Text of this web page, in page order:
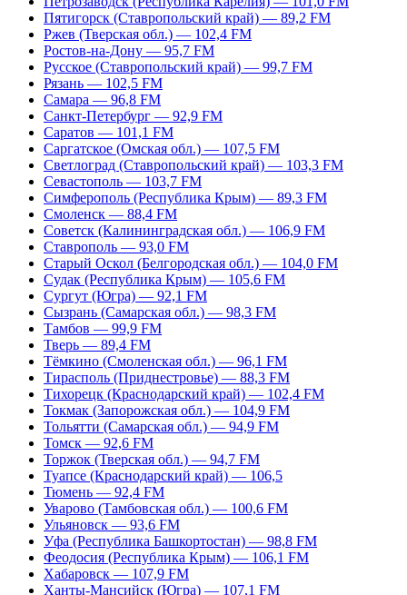
Пятигорск (Ставропольский край) — 89,2 FM
Ржев (Тверская обл.) — 102,4 FM
Ростов-на-Дону — 95,7 FM
Русское (Ставропольский край) — 99,7 FM
Рязань — 102,5 FM
Самара — 96,8 FM
Санкт-Петербург — 92,9 FM
Саратов — 101,1 FM
Саргатское (Омская обл.) — 107,5 FM
Светлоград (Ставропольский край) — 103,3 FM
Севастополь — 103,7 FM
Симферополь (Республика Крым) — 89,3 FM
Смоленск — 88,4 FM
Советск (Калининградская обл.) — 106,9 FM
Ставрополь — 93,0 FM
Старый Оскол (Белгородская обл.) — 104,0 FM
Судак (Республика Крым) — 105,6 FM
Сургут (Югра) — 92,1 FM
Сызрань (Самарская обл.) — 98,3 FM
Тамбов — 99,9 FM
Тверь — 89,4 FM
Тёмкино (Смоленская обл.) — 96,1 FM
Тирасполь (Приднестровье) — 88,3 FM
Тихорецк (Краснодарский край) — 102,4 FM
Токмак (Запорожская обл.) — 104,9 FM
Тольятти (Самарская обл.) — 94,9 FM
Томск — 92,6 FM
Торжок (Тверская обл.) — 94,7 FM
Туапсе (Краснодарский край) — 106,5
Тюмень — 92,4 FM
Уварово (Тамбовская обл.) — 100,6 FM
Ульяновск — 93,6 FM
Уфа (Республика Башкортостан) — 98,8 FM
Феодосия (Республика Крым) — 106,1 FM
Хабаровск — 107,9 FM
Ханты-Мансийск (Югра) — 107,1 FM